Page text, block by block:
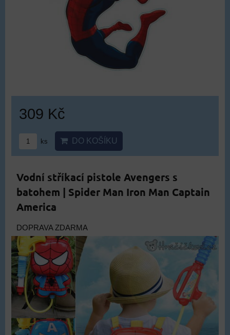
309 Kč
ks DO KOŠÍKU
Vodní stříkací pistole Avengers s
batohem | Spider Man Iron Man Captain
America
DOPRAVA ZDARMA